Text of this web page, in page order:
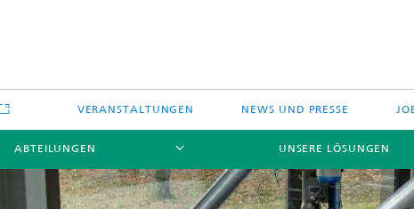
VERANSTALTUNGEN NEWS UND PRESSE
ABTEILUNGEN UNSERE LÖSUNGEN